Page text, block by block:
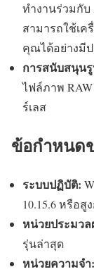
ทำงานร่วมกับ
สามารถใช้เค
คุณได้อย่างมี
การสนับสนุน
ไฟล์ภาพ
ร์เลส
ข้อกำหนด
ระบบปฏิบัติ:
10.15.6 หรือสู
หน่วยประมวล
รุ่นล่าสุด
หน่วยความจำ: